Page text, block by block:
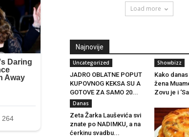
Load more
Najnovije
Uncategorized
JADRO OBLATNE POPUT
KUPOVNOG KEKSA SU A
GOTOVE ZA SAMO 20...
Showbizz
Kako
žena
Zovu je i
Danas
Zeta Žarka Lauševića svi
znate po NADIMKU, a na
ćerkinu svadbu...